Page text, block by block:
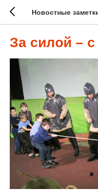
Новостные
За силой –